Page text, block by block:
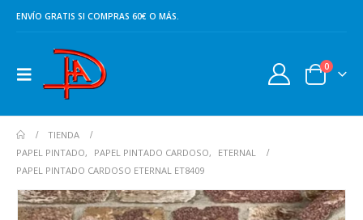
ENVÍO GRATIS SI COMPRAS 60€ O MÁS.
0
TIENDA
PAPEL PINTADO, PAPEL PINTADO CARDOSO,
ETERNAL
PAPEL PINTADO CARDOSO ETERNAL ET8409